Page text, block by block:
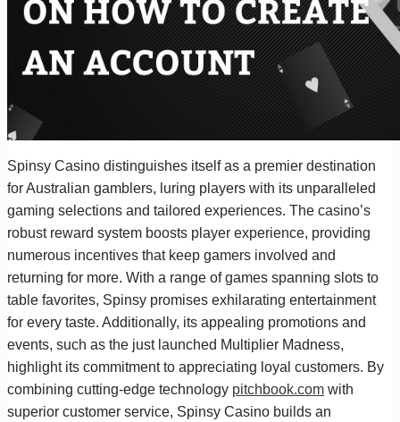
Spinsy Casino distinguishes itself as a premier destination
for Australian gamblers, luring players with its unparalleled
gaming selections and tailored experiences. The casino’s
robust reward system boosts player experience, providing
numerous incentives that keep gamers involved and
returning for more. With a range of games spanning slots to
table favorites, Spinsy promises exhilarating entertainment
for every taste. Additionally, its appealing promotions and
events, such as the just launched Multiplier Madness,
highlight its commitment to appreciating loyal customers. By
combining cutting-edge technology pitchbook.com with
superior customer service, Spinsy Casino builds an